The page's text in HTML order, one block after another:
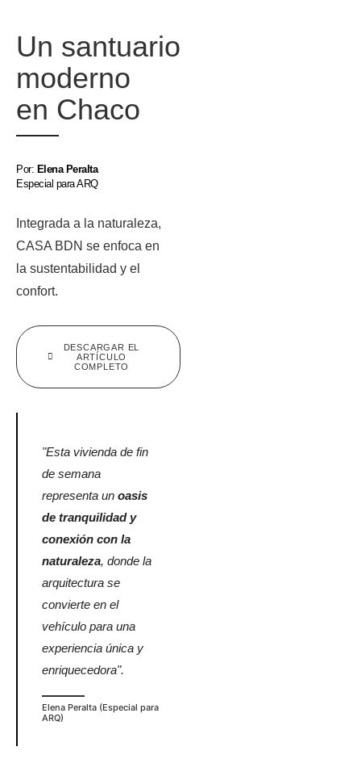
Un santuario
moderno
en Chaco
Por: Elena Peralta
Especial para ARQ
Integrada a la naturaleza,
CASA BDN se enfoca en
la sustentabilidad y el
confort.
DESCARGAR EL
ARTÍCULO
COMPLETO
"Esta vivienda de fin
de semana
representa un oasis
de tranquilidad y
conexión con la
naturaleza, donde la
arquitectura se
convierte en el
vehículo para una
experiencia única y
enriquecedora".
Elena Peralta (Especial para
ARQ)